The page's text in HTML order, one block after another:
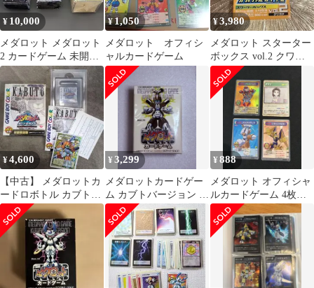
¥ 10,000
メダロット メダロット
2 カードゲーム 未開封
セット
¥1,050
メダロット オフィシ
ャルカードゲーム
¥3,980
メダロット スターター
ボックス vol.2 クワガ
タ
¥4,600
【中古】 メダロットカ
ードロボトル カブトバ
ージョン
¥3,299
メダロットカードゲー
ム カブトバージョン 希
少
¥888
メダロット オフィシャ
ルカードゲーム 4枚セ
ット